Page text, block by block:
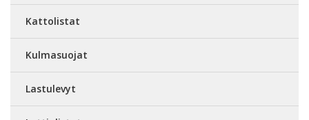
Kattolistat
Kulmasuojat
Lastulevyt